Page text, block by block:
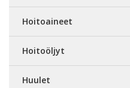
Hoitoaineet
Hoitoöljyt
Huulet